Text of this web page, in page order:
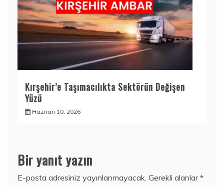
Kırşehir’e Taşımacılıkta Sektörün Değişen
Yüzü
Haziran 10, 2026
Bir yanıt yazın
E-posta adresiniz yayınlanmayacak. Gerekli alanlar*